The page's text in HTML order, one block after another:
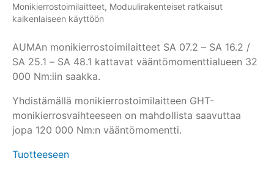
Monikierrostoimilaitteet, Moduulirakenteiset ratkaisut
kaikenlaiseen käyttöön
AUMAn monikierrostoimilaitteet SA 07.2 – SA 16.2 /
SA 25.1 – SA 48.1 kattavat vääntömomenttialueen 32
000 Nm:iin saakka.
Yhdistämällä monikierrostoimilaitteen GHT-
monikierrosvaihteeseen on mahdollista saavuttaa
jopa 120 000 Nm:n vääntömomentti.
Tuotteeseen